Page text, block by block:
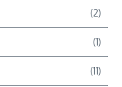
(2)
(1)
(11)